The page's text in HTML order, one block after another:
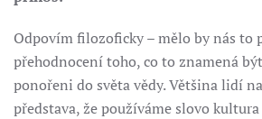
Odpovím filozoficky – mělo by nás to
přehodnocení toho, co to znamená
ponořeni do světa vědy. Většina lidí
představa, že používáme slovo